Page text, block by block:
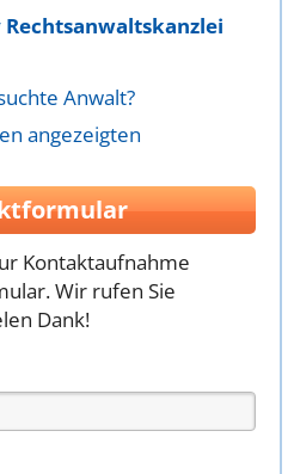
Rechtsanwaltskanzlei
Anwalt?
angezeigten
Kontaktaufnahme
Wir rufen Sie
Dank!